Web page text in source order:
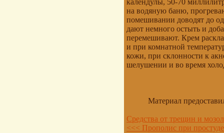
календулы, 50-70
на водяную баню,
помешивании доводят до
дают немного остыть и
перемешивают. Крем
и при комнатной
кожи, при склонности к
шелушении и во время
Материал
Средства от трещин и
<<< Прополис при простуде